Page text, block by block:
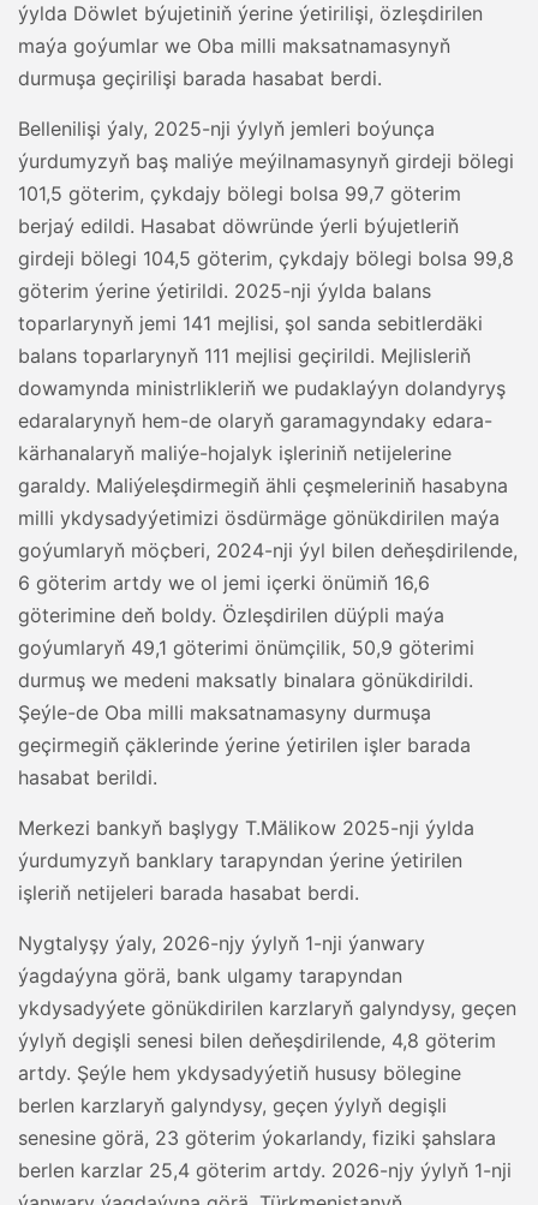
ýylda Döwlet býujetiniň ýerine ýetirilişi, özleşdirilen
maýa goýumlar we Oba milli maksatnamasynyň
durmuşa geçirilişi barada hasabat berdi.
Bellenilişi ýaly, 2025-nji ýylyň jemleri boýunça
ýurdumyzyň baş maliýe meýilnamasynyň girdeji bölegi
101,5 göterim, çykdajy bölegi bolsa 99,7 göterim
berjaý edildi. Hasabat döwründe ýerli býujetleriň
girdeji bölegi 104,5 göterim, çykdajy bölegi bolsa 99,8
göterim ýerine ýetirildi. 2025-nji ýylda balans
toparlarynyň jemi 141 mejlisi, şol sanda sebitlerdäki
balans toparlarynyň 111 mejlisi geçirildi. Mejlisleriň
dowamynda ministrlikleriň we pudaklaýyn dolandyryş
edaralarynyň hem-de olaryň garamagyndaky edara-
kärhanalaryň maliýe-hojalyk işleriniň netijelerine
garaldy. Maliýeleşdirmegiň ähli çeşmeleriniň hasabyna
milli ykdysadyýetimizi ösdürmäge gönükdirilen maýa
goýumlaryň möçberi, 2024-nji ýyl bilen deňeşdirilende,
6 göterim artdy we ol jemi içerki önümiň 16,6
göterimine deň boldy. Özleşdirilen düýpli maýa
goýumlaryň 49,1 göterimi önümçilik, 50,9 göterimi
durmuş we medeni maksatly binalara gönükdirildi.
Şeýle-de Oba milli maksatnamasyny durmuşa
geçirmegiň çäklerinde ýerine ýetirilen işler barada
hasabat berildi.
Merkezi bankyň başlygy T.Mälikow 2025-nji ýylda
ýurdumyzyň banklary tarapyndan ýerine ýetirilen
işleriň netijeleri barada hasabat berdi.
Nygtalyşy ýaly, 2026-njy ýylyň 1-nji ýanwary
ýagdaýyna görä, bank ulgamy tarapyndan
ykdysadyýete gönükdirilen karzlaryň galyndysy, geçen
ýylyň degişli senesi bilen deňeşdirilende, 4,8 göterim
artdy. Şeýle hem ykdysadyýetiň hususy bölegine
berlen karzlaryň galyndysy, geçen ýylyň degişli
senesine görä, 23 göterim ýokarlandy, fiziki şahslara
berlen karzlar 25,4 göterim artdy. 2026-njy ýylyň 1-nji